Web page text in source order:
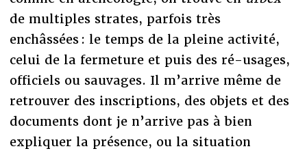
de multiples strates, parfois très
enchâssées : le temps de la pleine activité,
celui de la fermeture et puis des ré-usages,
officiels ou sauvages. Il m’arrive même de
retrouver des inscriptions, des objets et des
documents dont je n’arrive pas à bien
expliquer la présence, ou la situation